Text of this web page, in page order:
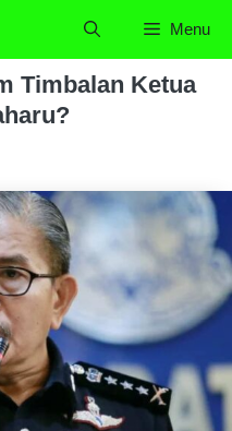
Menu
Timbalan Ketua